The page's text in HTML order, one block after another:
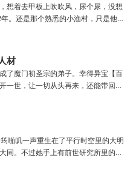
想着去甲板上吹吹风，尿个尿，没想
。还是那个熟悉的小渔村，只是他已
。混账了半辈子，这回他想好好来过
向，只想挽回遗憾，跟老婆好好过日
好。
材
了魔门初圣宗的弟子。幸得异宝【百
一世，让一切从头再来，还能带回前
，甚至觉醒特殊的天赋。奈何次数有
世苦修，不成仙不出山，奈何魔门凶
。第一世，吕阳惨遭师姐暗算。第二
，又遭师兄毒手。第三世，第四
回首，吕阳才发现自己已经成为了
里最畜生的那一个。“魔门个个都是人
啪叽一声重生在了平行时空里的大明
同。不过她手上有前世研究所里的镇
人，潘筠化身道观小道士，仗剑提